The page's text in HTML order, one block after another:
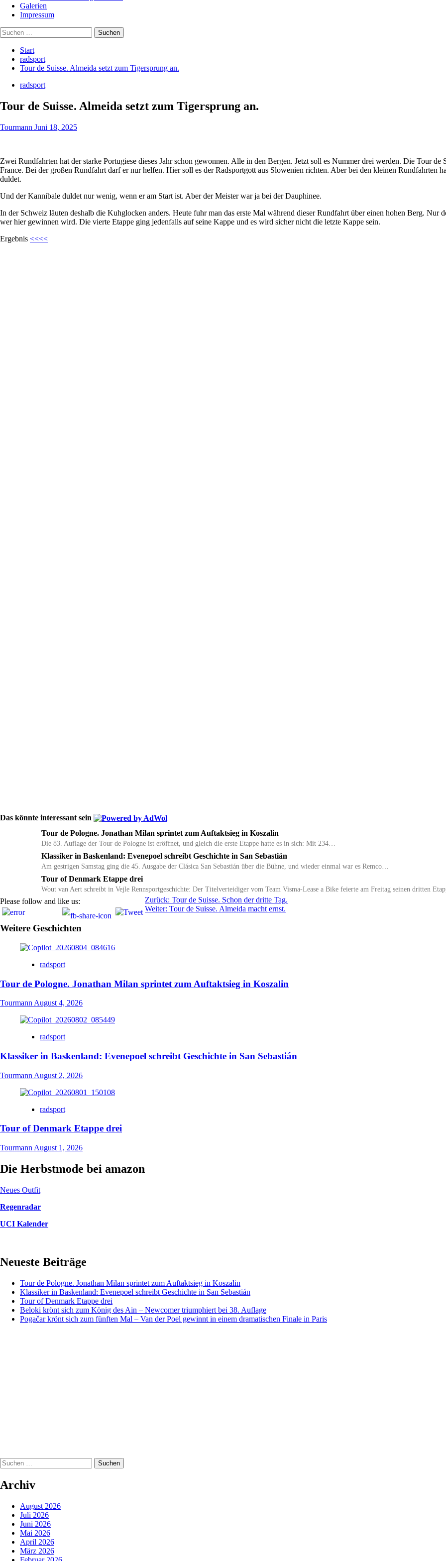
Galerien
Impressum
Suchen
nach:
Start
radsport
Tour de Suisse. Almeida setzt zum Tigersprung an.
radsport
Tour de Suisse. Almeida setzt zum Tigersprung an.
Tourmann Juni 18, 2025
Zwei Rundfahrten hat der starke Portugiese dieses Jahr schon gewonnen. Alle in den Bergen. Jetzt soll es Nummer drei werden. Die Tour
France. Bei der großen Rundfahrt darf er nur helfen. Hier soll es der Radsportgott aus Slowenien richten. Aber bei den kleinen Rundfahrten
duldet.
Und der Kannibale duldet nur wenig, wenn er am Start ist. Aber der Meister war ja bei der Dauphinee.
In der Schweiz läuten deshalb die Kuhglocken anders. Heute fuhr man das erste Mal während dieser Rundfahrt über einen hohen Berg.
wer hier gewinnen wird. Die vierte Etappe ging jedenfalls auf seine Kappe und es wird sicher nicht die letzte Kappe sein.
Ergebnis <<<<
Das könnte interessant sein
Tour de Pologne. Jonathan Milan sprintet zum Auftaktsieg in Koszalin
Die 83. Auflage der Tour de Pologne ist eröffnet, und gleich die erste Etappe hatte es in sich: Mit 234…
Klassiker in Baskenland: Evenepoel schreibt Geschichte in San Sebastián
Am gestrigen Samstag ging die 45. Ausgabe der Clásica San Sebastián über die Bühne, und wieder einmal war es Remco…
Tour of Denmark Etappe drei
Wout van Aert schreibt in Vejle Rennsportgeschichte: Der Titelverteidiger vom Team Visma-Lease a Bike feierte am Freitag seinen dritten
Please follow and like us:
Beitragsnavigation Zurück: Tour de Suisse. Schon der dritte Tag.
Weiter: Tour de Suisse. Almeida macht ernst.
Weitere Geschichten
radsport
Tour de Pologne. Jonathan Milan sprintet zum Auftaktsieg in Koszalin
Tourmann August 4, 2026
radsport
Klassiker in Baskenland: Evenepoel schreibt Geschichte in San Sebastián
Tourmann August 2, 2026
radsport
Tour of Denmark Etappe drei
Tourmann August 1, 2026
Die Herbstmode bei amazon
Neues Outfit
Regenradar
UCI Kalender
Neueste Beiträge
Tour de Pologne. Jonathan Milan sprintet zum Auftaktsieg in Koszalin
Klassiker in Baskenland: Evenepoel schreibt Geschichte in San Sebastián
Tour of Denmark Etappe drei
Beloki krönt sich zum König des Ain – Newcomer triumphiert bei 38. Auflage
Pogačar krönt sich zum fünften Mal – Van der Poel gewinnt in einem dramatischen Finale in Paris
Suchen
nach:
Archiv
August 2026
Juli 2026
Juni 2026
Mai 2026
April 2026
März 2026